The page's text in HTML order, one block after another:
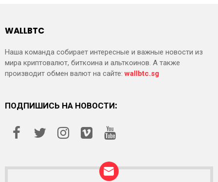
WALLBTC
Наша команда собирает интересные и важные новости из
мира криптовалют, биткоина и альткоинов. А также
производит обмен валют на сайте:wallbtc.sg
ПОДПИШИСЬ НА НОВОСТИ: